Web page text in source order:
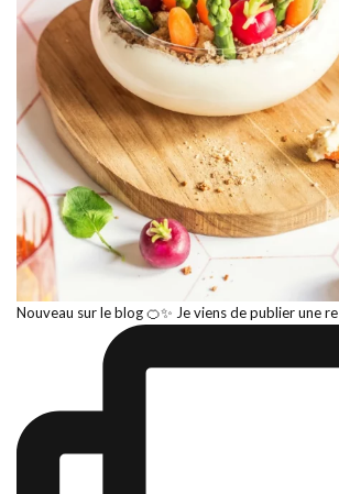
Nouveau sur le blog 🍊✨ Je viens de publier une re